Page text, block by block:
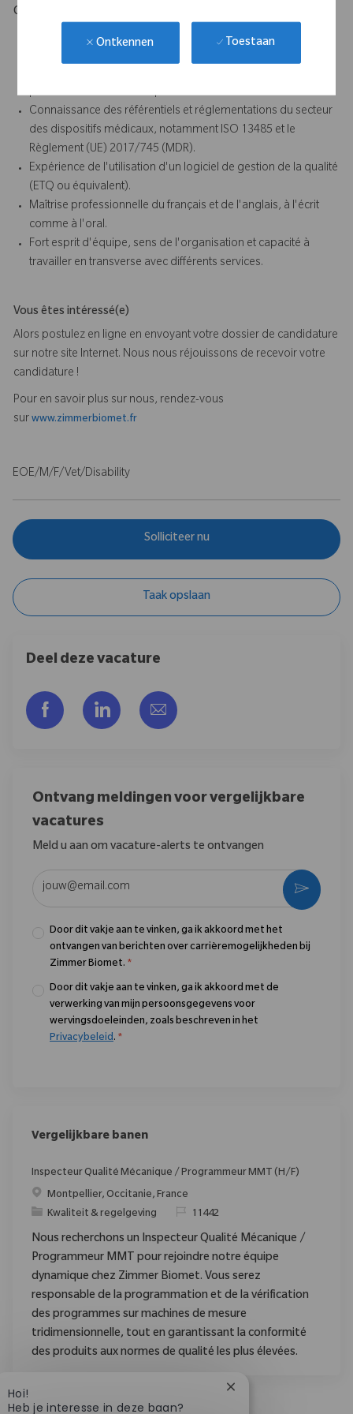
Ontkennen Toestaan
Ce qui vous démarquera
Bonne maîtrise de la gestion documentaire d'un Système de
problèmes et des outils qualité associés.
Connaissance des référentiels et réglementations du secteur
des dispositifs médicaux, notamment ISO 13485 et le
Règlement (UE) 2017/745 (MDR).
Expérience de l'utilisation d'un logiciel de gestion de la qualité
(ETQ ou équivalent).
Maîtrise professionnelle du français et de l'anglais, à l'écrit
comme à l'oral.
Fort esprit d'équipe, sens de l'organisation et capacité à
travailler en transverse avec différents services.
Vous êtes intéressé(e)
Alors postulez en ligne en envoyant votre dossier de candidature
sur notre site Internet. Nous nous réjouissons de recevoir votre
candidature !
Pour en savoir plus sur nous, rendez-vous
sur www.zimmerbiomet.fr
EOE/M/F/Vet/Disability
Solliciteer nu
Taak opslaan
Deel deze vacature
Delen via Facebook
Delen via LinkedIn
Delen via e-mail
Ontvang meldingen voor vergelijkbare
vacatures
Meld u aan om vacature-alerts te ontvangen
Door dit vakje aan te vinken, ga ik akkoord met het
ontvangen van berichten over carrièremogelijkheden bij
Zimmer Biomet. *
Door dit vakje aan te vinken, ga ik akkoord met de
verwerking van mijn persoonsgegevens voor
wervingsdoeleinden, zoals beschreven in het
Privacybeleid. *
Vergelijkbare banen
Inspecteur Qualité Mécanique / Programmeur MMT (H/F)
PlaatsMontpellier, Occitanie, France
Categorie
Kwaliteit & regelgeving Verzoek
11442
Nous recherchons un Inspecteur Qualité Mécanique /
Programmeur MMT pour rejoindre notre équipe
dynamique chez Zimmer Biomet. Vous serez
responsable de la programmation et de la vérification
des programmes sur machines de mesure
tridimensionnelle, tout en garantissant la conformité
des produits aux normes de qualité les plus élevées.
Hoi!
Heb je interesse in deze baan?
Chatbotmelding